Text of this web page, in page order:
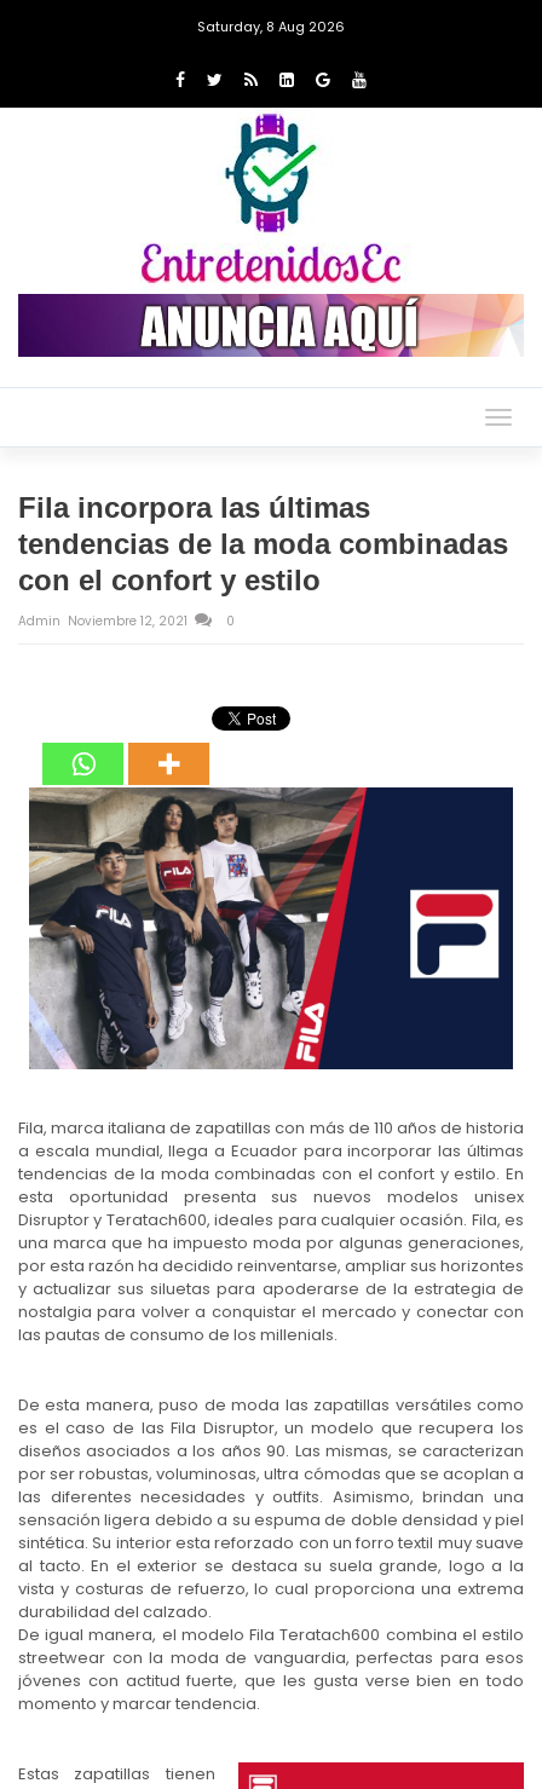
Saturday, 8 Aug 2026
Fila incorpora las últimas
tendencias de la moda combinadas
con el confort y estilo
Admin Noviembre 12, 2021 0
Fila, marca italiana de zapatillas con más de 110 años de historia
a escala mundial, llega a Ecuador para incorporar las últimas
tendencias de la moda combinadas con el confort y estilo. En
esta oportunidad presenta sus nuevos modelos unisex
Disruptor y Teratach600, ideales para cualquier ocasión. Fila, es
una marca que ha impuesto moda por algunas generaciones,
por esta razón ha decidido reinventarse, ampliar sus horizontes
y actualizar sus siluetas para apoderarse de la estrategia de
nostalgia para volver a conquistar el mercado y conectar con
las pautas de consumo de los millenials.
De esta manera, puso de moda las zapatillas versátiles como
es el caso de las Fila Disruptor, un modelo que recupera los
diseños asociados a los años 90. Las mismas, se caracterizan
por ser robustas, voluminosas, ultra cómodas que se acoplan a
las diferentes necesidades y outfits. Asimismo, brindan una
sensación ligera debido a su espuma de doble densidad y piel
sintética. Su interior esta reforzado con un forro textil muy suave
al tacto. En el exterior se destaca su suela grande, logo a la
vista y costuras de refuerzo, lo cual proporciona una extrema
durabilidad del calzado.
De igual manera, el modelo Fila Teratach600 combina el estilo
streetwear con la moda de vanguardia, perfectas para esos
jóvenes con actitud fuerte, que les gusta verse bien en todo
momento y marcar tendencia.
Estas zapatillas tienen